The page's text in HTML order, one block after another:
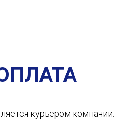
курьером компании.